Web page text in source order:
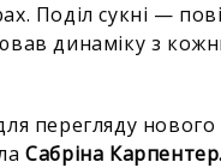
Поділ сукні —
динаміку з
перегляду
Сабріна Карпентер.